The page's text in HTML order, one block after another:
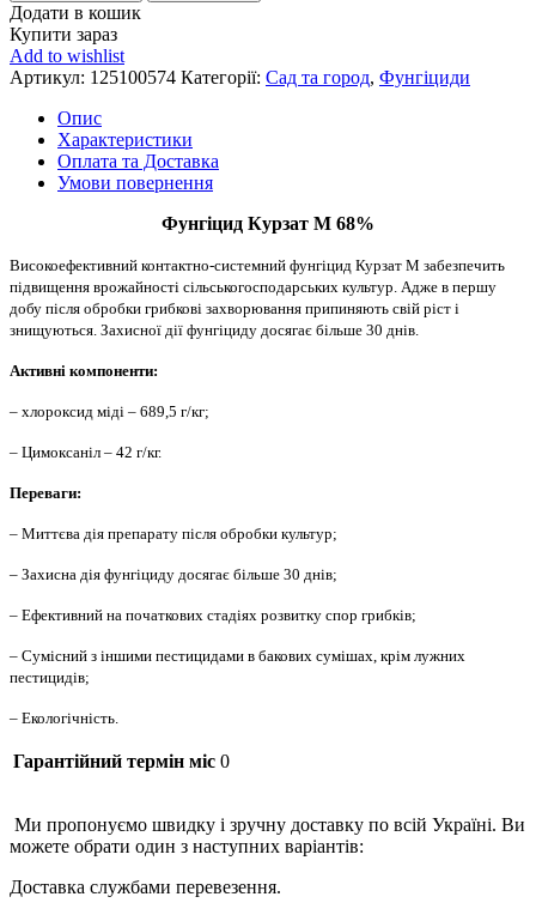
Додати в кошик
Купити зараз
Add to wishlist
Артикул: 125100574 Категорії: Сад та город, Фунгіциди
Опис
Характеристики
Оплата та Доставка
Умови повернення
Фунгіцид Курзат М 68%
Високоефективний контактно-системний фунгіцид Курзат М забезпечить
підвищення врожайності сільськогосподарських культур. Адже в першу
добу після обробки грибкові захворювання припиняють свій ріст і
знищуються. Захисної дії фунгіциду досягає більше 30 днів.
Активні компоненти:
– хлороксид міді – 689,5 г/кг;
– Цимоксаніл – 42 г/кг.
Переваги:
– Миттєва дія препарату після обробки культур;
– Захисна дія фунгіциду досягає більше 30 днів;
– Ефективний на початкових стадіях розвитку спор грибків;
– Сумісний з іншими пестицидами в бакових сумішах, крім лужних
пестицидів;
– Екологічність.
Гарантійний термін міс 0
Ми пропонуємо швидку і зручну доставку по всій Україні. Ви
можете обрати один з наступних варіантів:
Доставка службами перевезення.